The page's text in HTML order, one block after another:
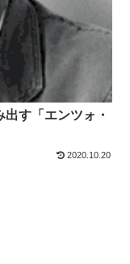
す「エンツォ・
2020.10.20